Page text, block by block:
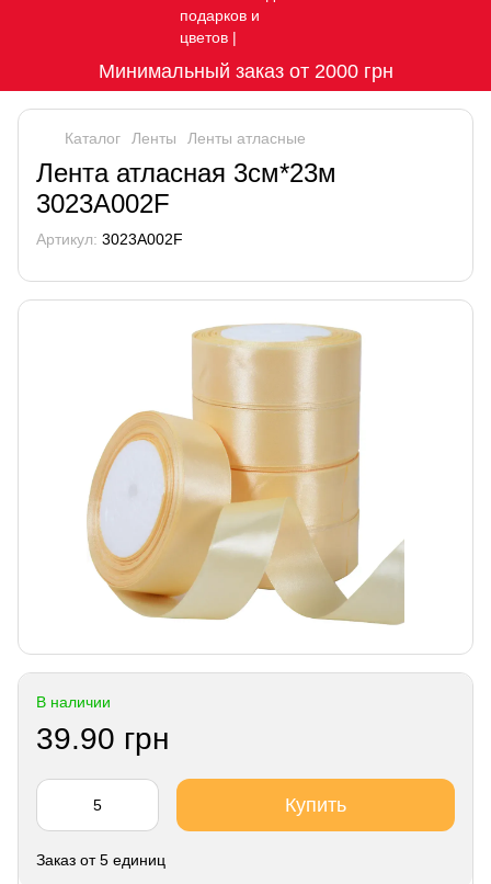
Минимальный заказ от 2000 грн
Каталог Ленты Ленты атласные
Лента атласная 3см*23м
3023A002F
Артикул: 3023A002F
В наличии
39.90 грн
Купить
Заказ от 5 единиц